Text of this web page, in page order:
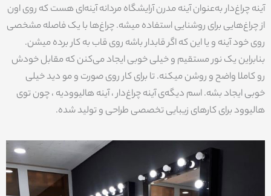
آینه چراغ‌دار به‌عنوان آینه مدرن آرایشگاه مردانه آینه‌ای هست که روی اون
از چراغ‌هایی برای روشنایی استفاده میشه. چراغ‌ها با یک فاصله مشخصی
روی خود آینه و یا این که اگر قابدار باشه روی قاب به کار برده میشن.
بنابراین یک نور مستقیم و خیلی خوبی ایجاد می‌کنن که مقابل خودش
رو کاملا واضح و روشن میکنه. تا برای کار روی صورت و مو دید خیلی
خوبی ایجاد بشه. اسم دیگه‌ی آینه چراغ‌دار ، آینه هالیوودیه ، چون توی
هالیوود برای کارهای زیبایی تخصصی طراحی و تولید شده.